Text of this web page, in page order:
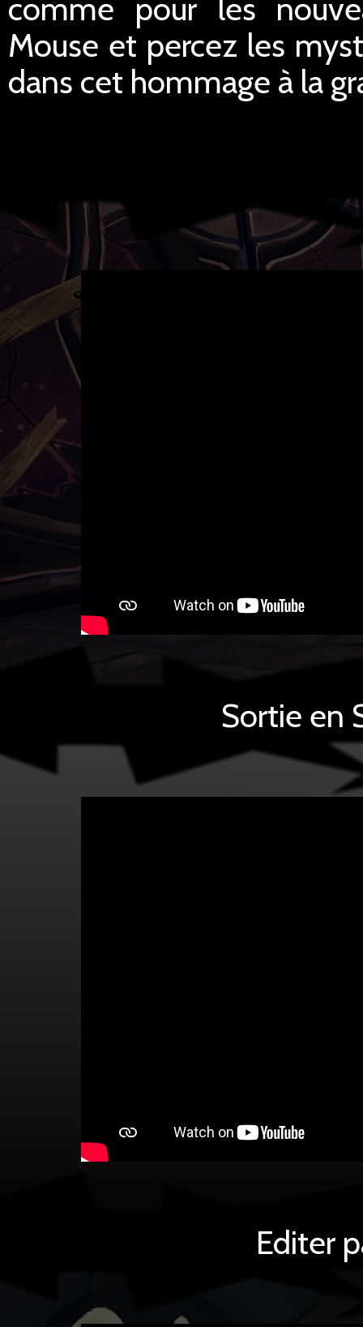
comme pour les
Mouse et percez les
dans cet hommage à la
Sortie en
Editer